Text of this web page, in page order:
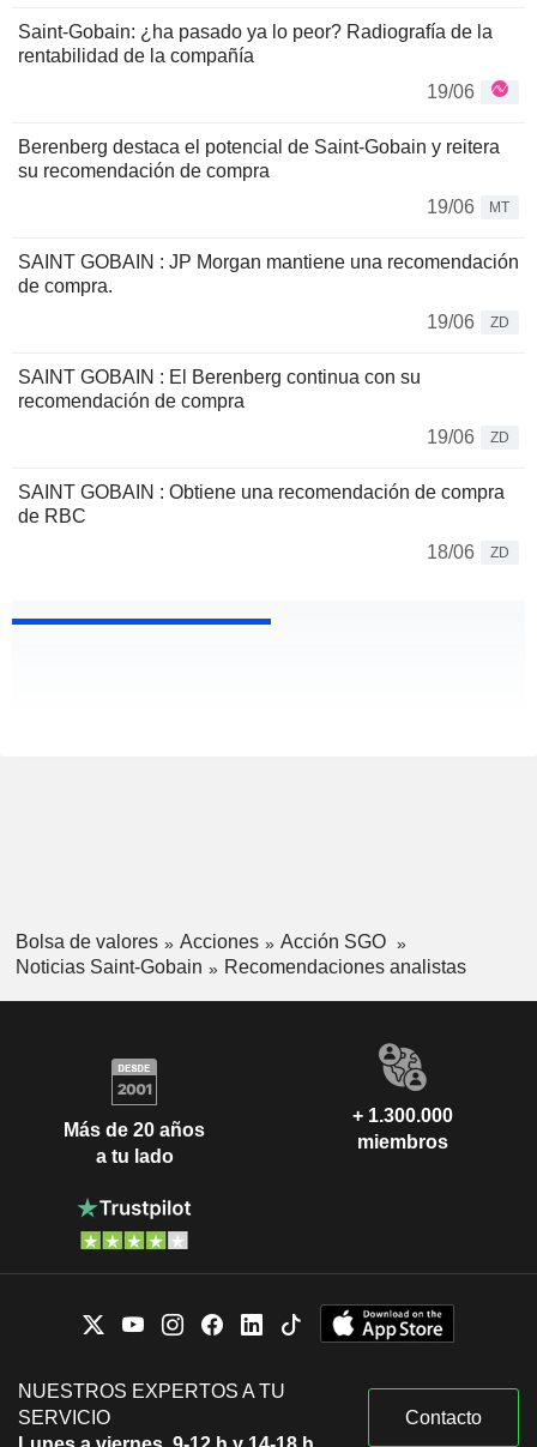
Saint-Gobain: ¿ha pasado ya lo peor? Radiografía de la
rentabilidad de la compañía
19/06
Berenberg destaca el potencial de Saint-Gobain y reitera
su recomendación de compra
19/06
MT
SAINT GOBAIN : JP Morgan mantiene una recomendación
de compra.
19/06
ZD
SAINT GOBAIN : El Berenberg continua con su
recomendación de compra
19/06
ZD
SAINT GOBAIN : Obtiene una recomendación de compra
de RBC
18/06
ZD
Bolsa de valores Acciones
Acción SGO
Noticias Saint-Gobain
Recomendaciones analistas
Más de 20 años
a tu lado
+ 1.300.000
miembros
NUESTROS EXPERTOS A TU
SERVICIO
Contacto